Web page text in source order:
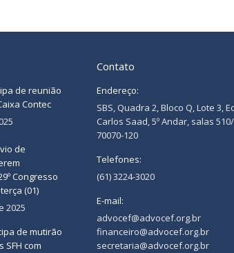
de reunião
Contec
de
Congresso
(01)
2025
de mutirão
SFH com
Contato
Endereço:
SBS, Quadra 2, Bloco Q, Lote 3,
Carlos Saad, 5º Andar, salas 510/
70070-120
Telefones:
(61) 3224-3020
E-mail:
advocef@advocef.org.br
financeiro@advocef.org.br
secretaria@advocef.org.br